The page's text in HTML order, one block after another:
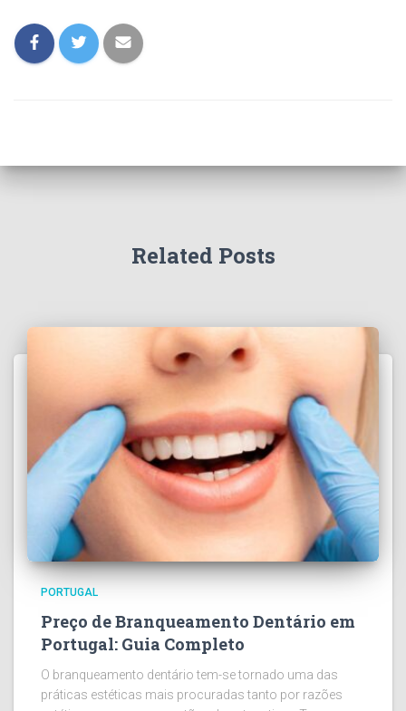
Related Posts
PORTUGAL
Preço de Branqueamento Dentário em
Portugal: Guia Completo
O branqueamento dentário tem-se tornado uma das
práticas estéticas mais procuradas tanto por razões